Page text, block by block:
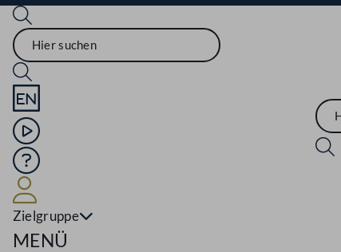
Sprache English
Mediathek
Hilfe
Zielgruppe
Navigationsmenü öffnen
MENÜ